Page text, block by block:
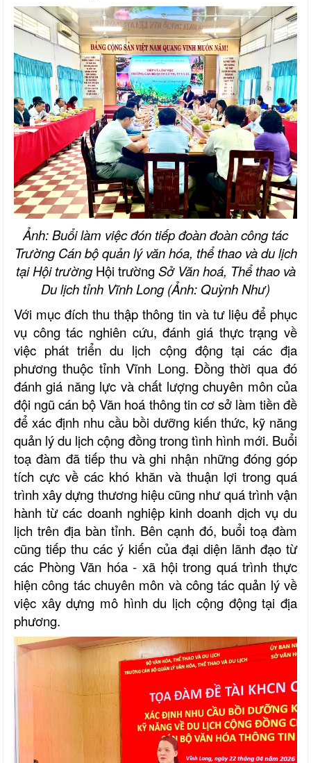
Ảnh: Buổi làm việc đón tiếp đoàn đoàn công tác
Trường Cán bộ quản lý văn hóa, thể thao và du lịch
tại Hội trườngHội trườngSở Văn hoá, Thể thao và
Du lịch tỉnh Vĩnh Long (Ảnh: Quỳnh Như)
Với mục đích thu thập thông tin và tư liệu để phục
vụ công tác nghiên cứu, đánh giá thực trạng về
việc phát triển du lịch cộng động tại các địa
phương thuộc tỉnh Vĩnh Long. Đồng thời qua đó
đánh giá năng lực và chất lượng chuyên môn của
đội ngũ cán bộ Văn hoá thông tin cơ sở làm tiền đề
để xác định nhu cầu bồi dưỡng kiến thức, kỹ năng
quản lý du lịch cộng đồng trong tình hình mới. Buổi
toạ đàm đã tiếp thu và ghi nhận những đóng góp
tích cực về các khó khăn và thuận lợi trong quá
trình xây dựng thương hiệu cũng như quá trình vận
hành từ các doanh nghiệp kinh doanh dịch vụ du
lịch trên địa bàn tỉnh. Bên cạnh đó, buổi toạ đàm
cũng tiếp thu các ý kiến của đại diện lãnh đạo từ
các Phòng Văn hóa - xã hội trong quá trình thực
hiện công tác chuyên môn và công tác quản lý về
việc xây dựng mô hình du lịch cộng động tại địa
phương.